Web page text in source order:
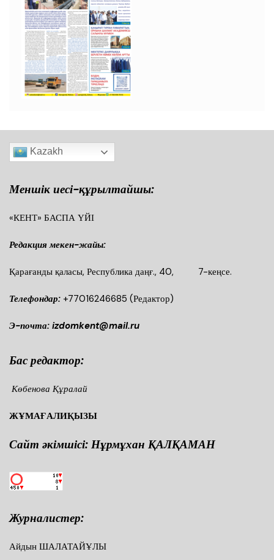
Kazakh
Меншік иесі-құрылтайшы:
«КЕНТ» БАСПА ҮЙІ
Редакция мекен-жайы:
Қарағанды қаласы, Республика даңғ., 40, 7-кеңсе.
Телефондар: +77016246685 (Редактор)
Э-почта: izdomkent@mail.ru
Бас редактор:
Көбенова Құралай
ЖҰМАҒАЛИҚЫЗЫ
Сайт әкімшісі: Нұрмұхан ҚАЛҚАМАН
Журналистер:
Айдын ШАЛАТАЙҰЛЫ